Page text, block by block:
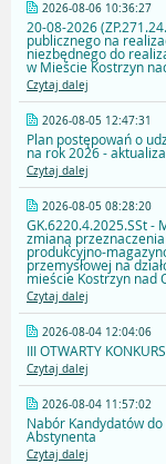
2026-08-06 10:36:27
20-08-2026
publicznego na
niezbędnego do
w Mieście Kostrzyn
Czytaj dalej
2026-08-05 12:47:31
Plan postępowań o
na rok 2026 -
Czytaj dalej
2026-08-05 08:28:20
GK.6220.4.2025.SSt -
zmianą
produkcyjno-
przemysłowej na
mieście Kostrzyn nad
Czytaj dalej
2026-08-04 12:04:06
III OTWARTY
Czytaj dalej
2026-08-04 11:57:02
Nabór Kandydatów
Abstynenta
Czytaj dalej